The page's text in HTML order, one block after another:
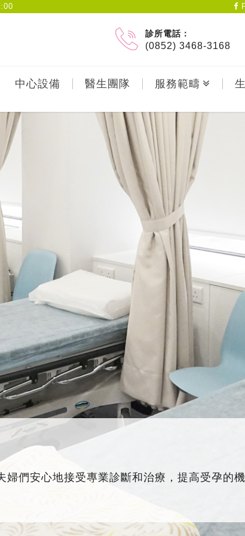
診所電話：
(0852) 3468-3168
中心設備 醫生團隊 服務範疇
們安心地接受專業診斷和治療，提高受孕的機